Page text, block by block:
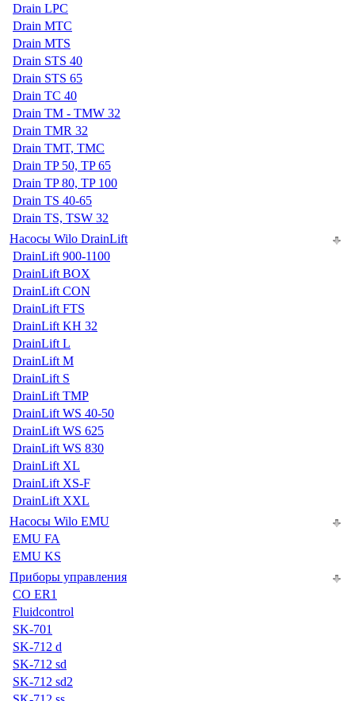
Drain LPC
Drain MTC
Drain MTS
Drain STS 40
Drain STS 65
Drain TC 40
Drain TM - TMW 32
Drain TMR 32
Drain TMT, TMC
Drain TP 50, TP 65
Drain TP 80, TP 100
Drain TS 40-65
Drain TS, TSW 32
Насосы Wilo DrainLift
DrainLift 900-1100
DrainLift BOX
DrainLift CON
DrainLift FTS
DrainLift KH 32
DrainLift L
DrainLift M
DrainLift S
DrainLift TMP
DrainLift WS 40-50
DrainLift WS 625
DrainLift WS 830
DrainLift XL
DrainLift XS-F
DrainLift XXL
Насосы Wilo EMU
EMU FA
EMU KS
Приборы управления
CO ER1
Fluidcontrol
SK-701
SK-712 d
SK-712 sd
SK-712 sd2